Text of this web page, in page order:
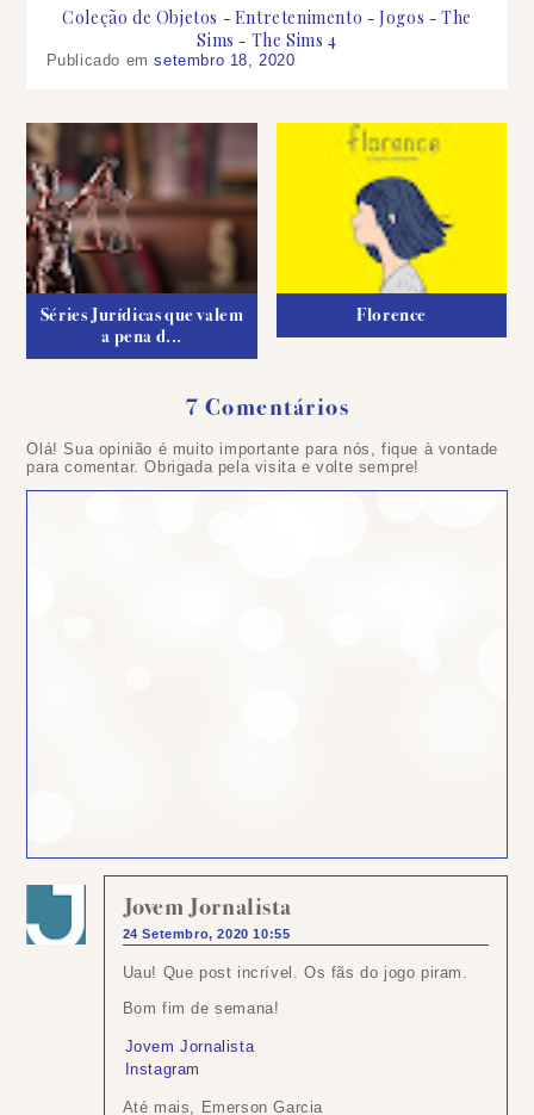
Coleção de Objetos Entretenimento Jogos
The
Sims
The Sims 4
Publicado emsetembro 18, 2020
Séries Jurídicas que valem
a pena d...
Florence
7 Comentários
Olá! Sua opinião é muito importante para nós, fique à vontade
para comentar. Obrigada pela visita e volte sempre!
Jovem Jornalista
24 Setembro, 2020 10:55
Uau! Que post incrível. Os fãs do jogo piram.
Bom fim de semana!
Jovem Jornalista
Instagram
Até mais, Emerson Garcia